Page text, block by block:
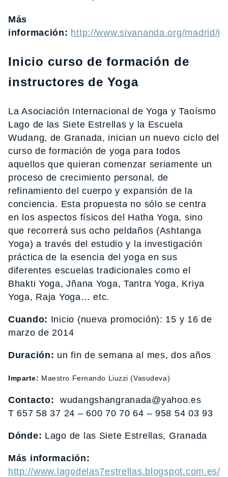
Más
información: http://www.sivananda.org/madrid/
Inicio curso de formación de
instructores de Yoga
La Asociación Internacional de Yoga y Taoísmo
Lago de las Siete Estrellas y la Escuela
Wudang, de Granada, inician un nuevo ciclo del
curso de formación de yoga para todos
aquellos que quieran comenzar seriamente un
proceso de crecimiento personal, de
refinamiento del cuerpo y expansión de la
conciencia. Esta propuesta no sólo se centra
en los aspectos físicos del Hatha Yoga, sino
que recorrerá sus ocho peldaños (Ashtanga
Yoga) a través del estudio y la investigación
práctica de la esencia del yoga en sus
diferentes escuelas tradicionales como el
Bhakti Yoga, Jñana Yoga, Tantra Yoga, Kriya
Yoga, Raja Yoga… etc.
Cuando: Inicio (nueva promoción): 15 y 16 de
marzo de 2014
Duración: un fin de semana al mes, dos años
Imparte: Maestro Fernando Liuzzi (Vasudeva)
Contacto: wudangshangranada@yahoo.es
T 657 58 37 24 – 600 70 70 64 – 958 54 03 93
Dónde: Lago de las Siete Estrellas, Granada
Más información:
http://www.lagodelas7estrellas.blogspot.com.es/